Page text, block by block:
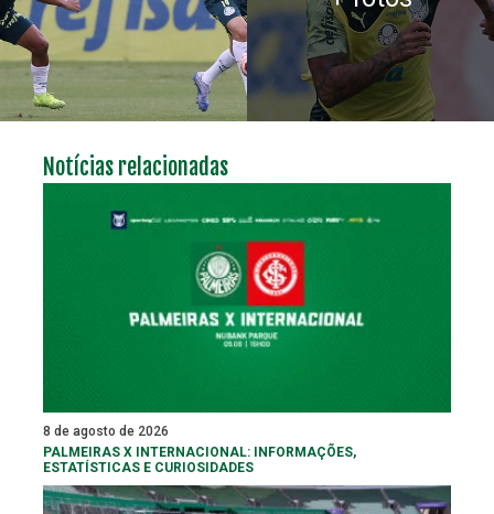
Notícias relacionadas
8 de agosto de 2026
PALMEIRAS X INTERNACIONAL: INFORMAÇÕES,
ESTATÍSTICAS E CURIOSIDADES